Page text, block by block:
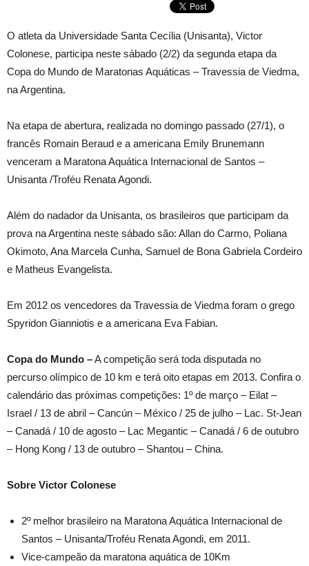
O atleta da Universidade Santa Cecília (Unisanta), Victor
Colonese, participa neste sábado (2/2) da segunda etapa da
Copa do Mundo de Maratonas Aquáticas – Travessia de Viedma,
na Argentina.
Na etapa de abertura, realizada no domingo passado (27/1), o
francês Romain Beraud e a americana Emily Brunemann
venceram a Maratona Aquática Internacional de Santos –
Unisanta /Troféu Renata Agondi.
Além do nadador da Unisanta, os brasileiros que participam da
prova na Argentina neste sábado são: Allan do Carmo, Poliana
Okimoto, Ana Marcela Cunha, Samuel de Bona Gabriela Cordeiro
e Matheus Evangelista.
Em 2012 os vencedores da Travessia de Viedma foram o grego
Spyridon Gianniotis e a americana Eva Fabian.
Copa do Mundo –A competição será toda disputada no
percurso olímpico de 10 km e terá oito etapas em 2013. Confira o
calendário das próximas competições: 1º de março – Eilat –
Israel / 13 de abril – Cancún – México / 25 de julho – Lac. St-Jean
– Canadá / 10 de agosto – Lac Megantic – Canadá / 6 de outubro
– Hong Kong / 13 de outubro – Shantou – China.
Sobre Victor Colonese
2º melhor brasileiro na Maratona Aquática Internacional de
Santos – Unisanta/Troféu Renata Agondi, em 2011.
Vice-campeão da maratona aquática de 10Km